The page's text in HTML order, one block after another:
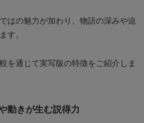
はの魅力が加わり、物語の深みや迫
す。
を通じて実写版の特徴をご紹介しま
動きが生む説得力